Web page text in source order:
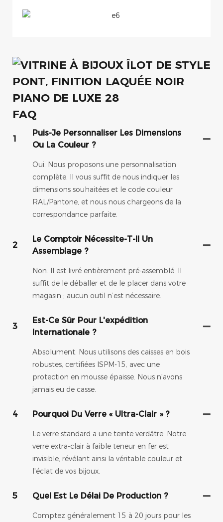
FAQ
1
Puis-Je Personnaliser Les Dimensions
Ou La Couleur ?
Oui. Nous proposons une personnalisation
complète. Il vous suffit de nous indiquer les
dimensions souhaitées et le code couleur
RAL/Pantone, et nous nous chargeons de la
correspondance parfaite.
2
Le Comptoir Nécessite-T-Il Un
Assemblage ?
Non. Il est livré entièrement pré-assemblé. Il
suffit de le déballer et de le placer dans votre
magasin ; aucun outil n’est nécessaire.
3
Est-Ce Sûr Pour L'expédition
Internationale ?
Absolument. Nous utilisons des caisses en bois
robustes, certifiées ISPM-15, avec une
protection en mousse épaisse. Nous n'avons
jamais eu de casse.
4 Pourquoi Du Verre « Ultra-Clair » ?
Le verre standard a une teinte verdâtre. Notre
verre extra-clair à faible teneur en fer est
invisible, révélant ainsi la véritable couleur et
l'éclat de vos bijoux.
5 Quel Est Le Délai De Production ?
Comptez généralement 15 à 20 jours pour les